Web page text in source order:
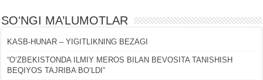
SOʻNGI MA’LUMOTLAR
KASB-HUNAR – YIGITLIKNING BEZAGI
“OʻZBEKISTONDA ILMIY MEROS BILAN BEVOSITA TANISHISH
BEQIYOS TAJRIBA BOʻLDI”